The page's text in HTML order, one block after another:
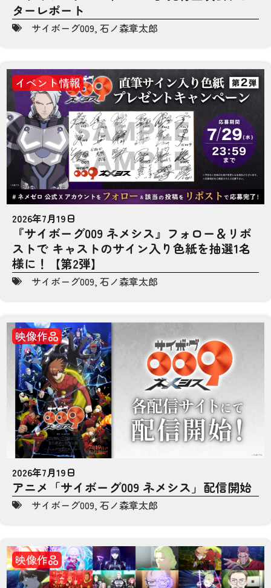
ターレポート
サイボーグ009, 石ノ森章太郎
イベント情報
2026年7月19日
『サイボーグ009 ネメシス』フォロー＆リポ
ストで キャストのサイン入り色紙を抽選1名
様に！【第2弾】
サイボーグ009, 石ノ森章太郎
映像作品
2026年7月19日
アニメ「サイボーグ009 ネメシス」配信開始
サイボーグ009, 石ノ森章太郎
映像作品